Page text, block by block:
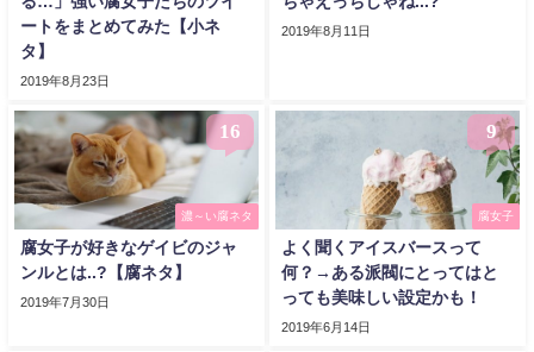
ートをまとめてみた【小ネ
タ】
2019年8月23日
2019年8月11日
16
濃～い腐ネタ
腐女子が好きなゲイビのジャ
ンルとは..?【腐ネタ】
2019年7月30日
9
腐女子
よく聞くアイスバースって
何？→ある派閥にとってはと
っても美味しい設定かも！
2019年6月14日